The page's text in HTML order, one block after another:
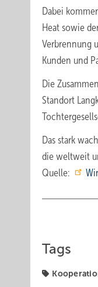
Dabei
Heat sowie
Verbrennung
Kunden und
Die
Standort
Das stark
die weltweit
Quelle:
Tags